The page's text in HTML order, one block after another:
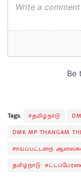
Tags: #தமிழ்நாடு
DMK MP THANGAM
சாயப்பட்டறை
தமிழ்நாடு